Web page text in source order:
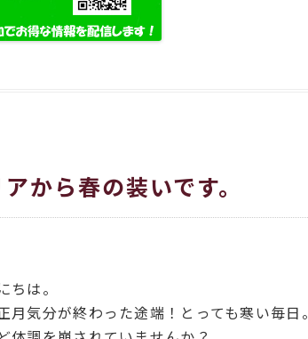
から春の装いです。
ちは。
月気分が終わった途端！とっても寒い毎日。